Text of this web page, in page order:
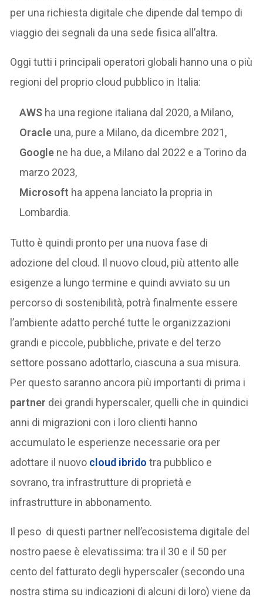
per una richiesta digitale che dipende dal tempo di
viaggio dei segnali da una sede fisica all’altra.
Oggi tutti i principali operatori globali hanno una o più
regioni del proprio cloud pubblico in Italia:
AWS ha una regione italiana dal 2020, a Milano,
Oracle una, pure a Milano, da dicembre 2021,
Google ne ha due, a Milano dal 2022 e a Torino da
marzo 2023,
Microsoft ha appena lanciato la propria in
Lombardia.
Tutto è quindi pronto per una nuova fase di
adozione del cloud. Il nuovo cloud, più attento alle
esigenze a lungo termine e quindi avviato su un
percorso di sostenibilità, potrà finalmente essere
l’ambiente adatto perché tutte le organizzazioni
grandi e piccole, pubbliche, private e del terzo
settore possano adottarlo, ciascuna a sua misura.
Per questo saranno ancora più importanti di prima i
partner dei grandi hyperscaler, quelli che in quindici
anni di migrazioni con i loro clienti hanno
accumulato le esperienze necessarie ora per
adottare il nuovo cloud ibrido tra pubblico e
sovrano, tra infrastrutture di proprietà e
infrastrutture in abbonamento.
Il peso di questi partner nell’ecosistema digitale del
nostro paese è elevatissima: tra il 30 e il 50 per
cento del fatturato degli hyperscaler (secondo una
nostra stima su indicazioni di alcuni di loro) viene da